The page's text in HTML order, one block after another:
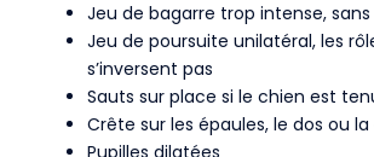
Jeu de bagarre trop intense, sans
Jeu de poursuite unilatéral, les
s’inversent pas
Sauts sur place si le chien est
Crête sur les épaules, le dos ou